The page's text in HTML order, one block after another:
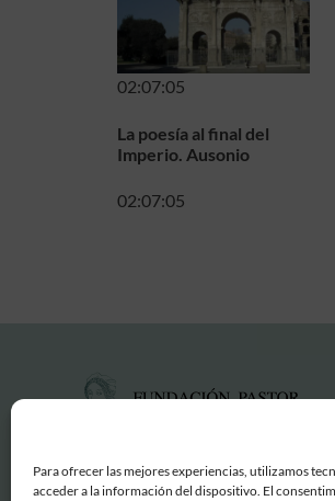
Para ofrecer las mejores experiencias, utilizamos
acceder a la información del dispositivo. El
02:07:05
La poesía al final del
Imperio. Ausonio
02:07:05